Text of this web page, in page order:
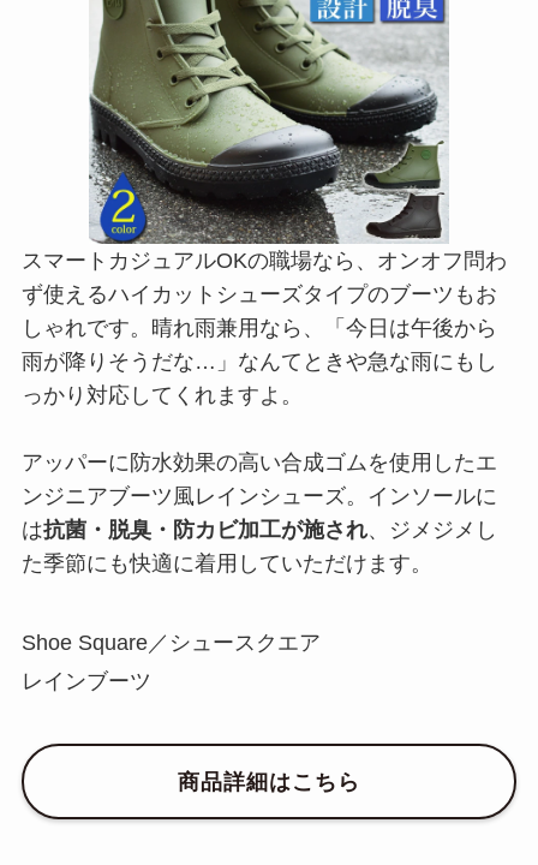
スマートカジュアルOKの職場なら、オンオフ問わ
ず使えるハイカットシューズタイプのブーツもお
しゃれです。晴れ雨兼用なら、「今日は午後から
雨が降りそうだな…」なんてときや急な雨にもし
っかり対応してくれますよ。
アッパーに防水効果の高い合成ゴムを使用したエ
ンジニアブーツ風レインシューズ。インソールに
は抗菌・脱臭・防カビ加工が施され、ジメジメし
た季節にも快適に着用していただけます。
Shoe Square／シュースクエア
レインブーツ
商品詳細はこちら